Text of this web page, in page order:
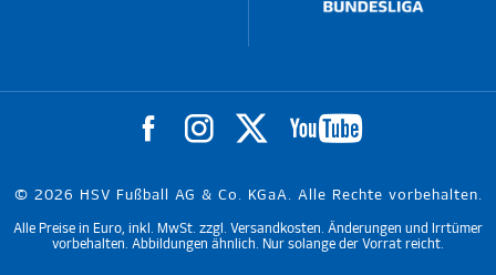
© 2026 HSV Fußball AG & Co. KGaA. Alle Rechte vorbehalten.
Alle Preise in Euro, inkl. MwSt. zzgl. Versandkosten. Änderungen und Irrtümer
vorbehalten. Abbildungen ähnlich. Nur solange der Vorrat reicht.